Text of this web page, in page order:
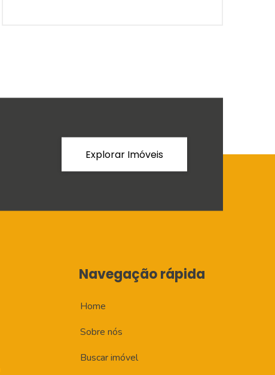
Explorar Imóveis
Navegação rápida
Home
Sobre nós
Buscar imóvel